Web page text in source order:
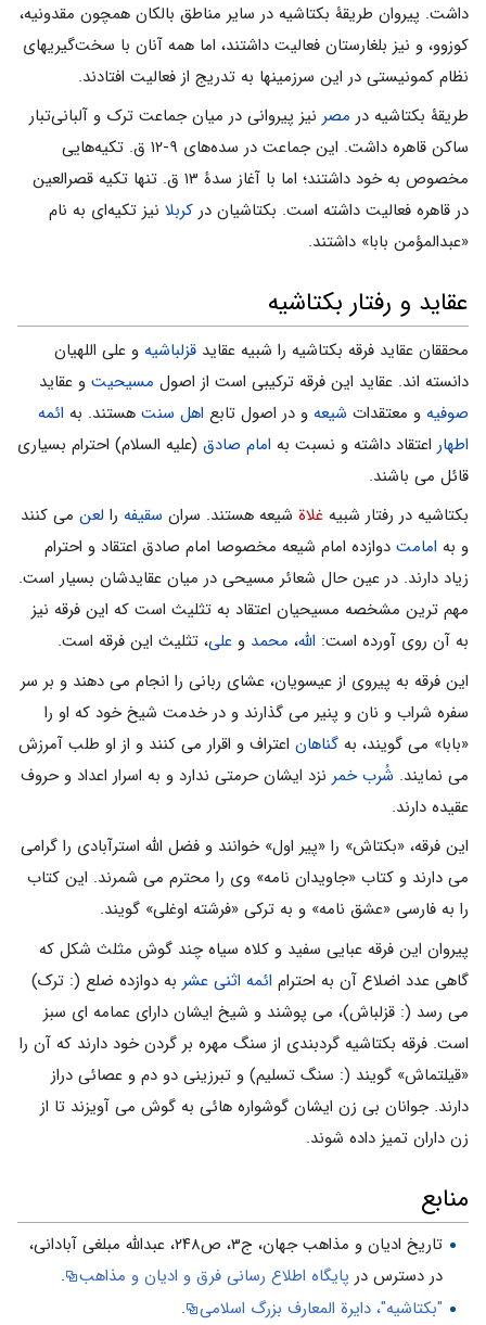
داشت‌. پیروان‌ طریقۀ بکتاشیه‌ در سایر مناطق‌ بالکان‌ همچون‌ مقدونیه‌،
کوزوو، و نیز بلغارستان‌ فعالیت‌ داشتند، اما همه آنان‌ با سخت‌گیریهای‌
نظام‌ کمونیستی‌ در این‌ سرزمینها به‌ تدریج‌ از فعالیت‌ افتادند.
طریقۀ بکتاشیه‌ در مصر نیز پیروانی‌ در میان‌ جماعت‌ ترک‌ و آلبانی‌تبار
ساکن‌ قاهره‌ داشت‌. این‌ جماعت‌ در سده‌های‌ ۹-۱۲ ق‌. تکیه‌هایی‌
مخصوص‌ به‌ خود داشتند؛ اما با آغاز سدۀ ۱۳ ق‌. تنها تکیه قصرالعین‌
در قاهره‌ فعالیت‌ داشته‌ است‌. بکتاشیان‌ در کربلا نیز تکیه‌ای‌ به‌ نام
«عبدالمؤمن‌ بابا» داشتند.
عقاید و رفتار بکتاشیه
محققان عقاید فرقه بکتاشیه را شبیه عقاید قزلباشیه و على اللهیان
دانسته اند. عقاید این فرقه ترکیبى است از اصول مسیحیت و عقاید
صوفیه و معتقدات شیعه و در اصول تابع اهل سنت هستند. به ائمه
اطهار اعتقاد داشته و نسبت به امام صادق (علیه السلام) احترام بسیارى
قائل مى باشند.
بکتاشیه در رفتار شبیه غلاة شیعه هستند. سران سقیفه را لعن مى کنند
و به امامت دوازده امام شیعه مخصوصا امام صادق اعتقاد و احترام
زیاد دارند. در عین حال شعائر مسیحی در میان عقایدشان بسیار است.
مهم ترین مشخصه مسیحیان اعتقاد به تثلیث است که این فرقه نیز
به آن روى آورده است: الله، محمد و على، تثلیث این فرقه است.
این فرقه به پیروى از عیسویان، عشاى ربانى را انجام مى دهند و بر سر
سفره شراب و نان و پنیر مى گذارند و در خدمت شیخ خود که او را
«بابا» مى گویند، به گناهان اعتراف و اقرار مى کنند و از او طلب آمرزش
مى نمایند. شُرب خمر نزد ایشان حرمتى ندارد و به اسرار اعداد و حروف
عقیده دارند.
این فرقه، «بکتاش» را «پیر اول» خوانند و فضل الله استرآبادى را گرامى
مى دارند و کتاب «جاویدان نامه» وى را محترم مى شمرند. این کتاب
را به فارسى «عشق نامه» و به ترکى «فرشته اوغلى» گویند.
پیروان این فرقه عبایى سفید و کلاه سیاه چند گوش مثلث شکل که
گاهى عدد اضلاع آن به احترام ائمه اثنى عشر به دوازده ضلع (: ترک)
مى رسد (: قزلباش)، مى پوشند و شیخ ایشان داراى عمامه اى سبز
است. فرقه بکتاشیه گردبندى از سنگ مهره بر گردن خود دارند که آن را
«قیلتماش» گویند (: سنگ تسلیم) و تبرزینى دو دم و عصائى دراز
دارند. جوانان بى زن ایشان گوشواره هائى به گوش مى آویزند تا از
زن داران تمیز داده شوند.
منابع
تاریخ ادیان و مذاهب جهان، ج۳، ص۲۴۸، عبدالله مبلغی آبادانی،
در دسترس در پایگاه اطلاع رسانی فرق و ادیان و مذاهب .
"بکتاشیه"، دایرة المعارف بزرگ اسلامی .